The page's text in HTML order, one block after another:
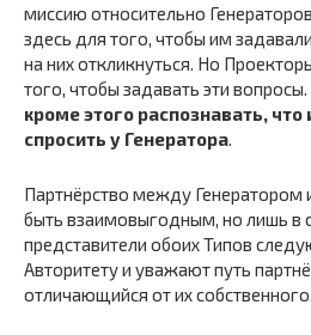
миссию относительно
здесь для того, чтобы им
на них откликнуться. Но
того, чтобы задавать эти вопросы.
кроме этого распознавать,
спросить у Генератора.
Партнёрство между
быть взаимовыгодным, но лишь в
представители обоих Типов
Авторитету и уважают путь
отличающийся от их собственного.